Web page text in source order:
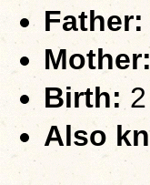
Father:
Mother:
Birth:
Also